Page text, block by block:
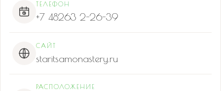
ТЕЛЕФОН
+7 48263 2-26-39
САЙТ
staritsamonastery.ru
РАСПОЛОЖЕНИЕ